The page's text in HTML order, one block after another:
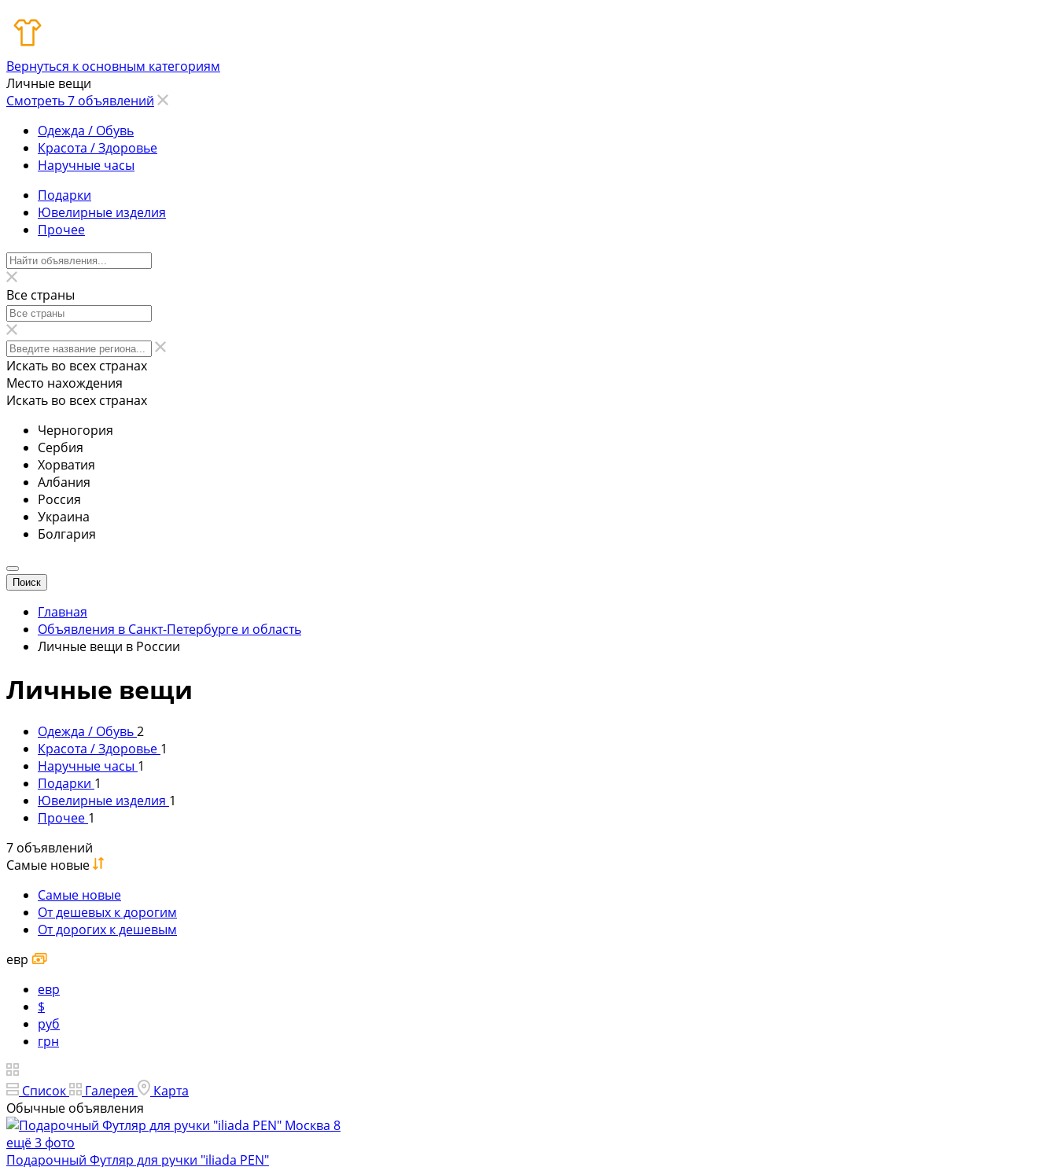
Вернуться к основным категориям
Личные вещи
Смотреть 7 объявлений
Одежда / Обувь
Красота / Здоровье
Наручные часы
Подарки
Ювелирные изделия
Прочее
Все страны
Искать во всех странах
Место нахождения
Искать во всех странах
Черногория
Сербия
Хорватия
Албания
Россия
Украина
Болгария
Поиск
Главная
Объявления в Санкт-Петербурге и область
Личные вещи в России
Личные вещи
Одежда / Обувь2
Красота / Здоровье 1
Наручные часы 1
Подарки 1
Ювелирные изделия 1
Прочее 1
7 объявлений
Самые новые
Самые новые
От дешевых к дорогим
От дорогих к дешевым
евр
евр
$
руб
грн
Список Галерея
Карта
Обычные объявления
8
ещё 3 фото
Подарочный Футляр для ручки "iliada PEN"